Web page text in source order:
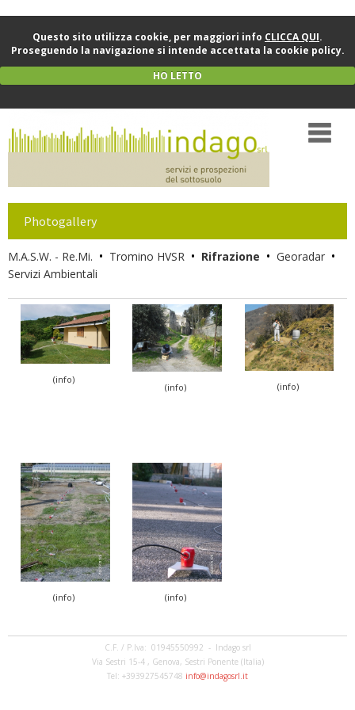
Questo sito utilizza cookie, per maggiori info CLICCA QUI.
Proseguendo la navigazione si intende accettata la cookie policy.
HO LETTO
Photogallery
M.A.S.W. - Re.Mi. • Tromino HVSR • Rifrazione • Georadar •
Servizi Ambientali
(info)
(info) (info)
(info) (info)
C.F. / P.Iva: 01945550992 - Indago srl
Via Sestri 15-4 , Genova, Sestri Ponente (Italia)
Tel: +393927545748 info@indagosrl.it